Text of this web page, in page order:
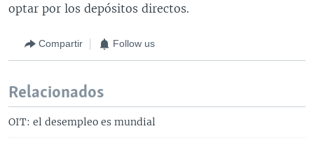
optar por los depósitos directos.
Compartir Follow us
Relacionados
OIT: el desempleo es mundial